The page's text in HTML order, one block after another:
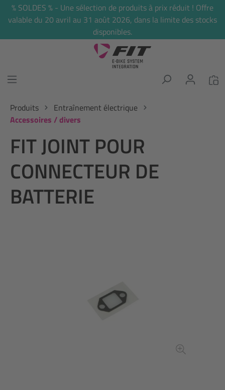
principal
% SOLDES % - Une sélection de produits à prix réduit ! Offre
valable du 20 avril au 31 août 2026, dans la limite des stocks
disponibles.
Produits
Entraînement électrique
Accessoires / divers
FIT JOINT POUR
CONNECTEUR DE
BATTERIE